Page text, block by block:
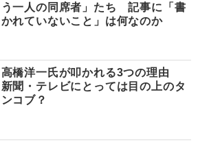
う一人の同席者」たち 記事に「書
かれていないこと」は何なのか
高橋洋一氏が叩かれる3つの理由
新聞・テレビにとっては目の上のタ
ンコブ？